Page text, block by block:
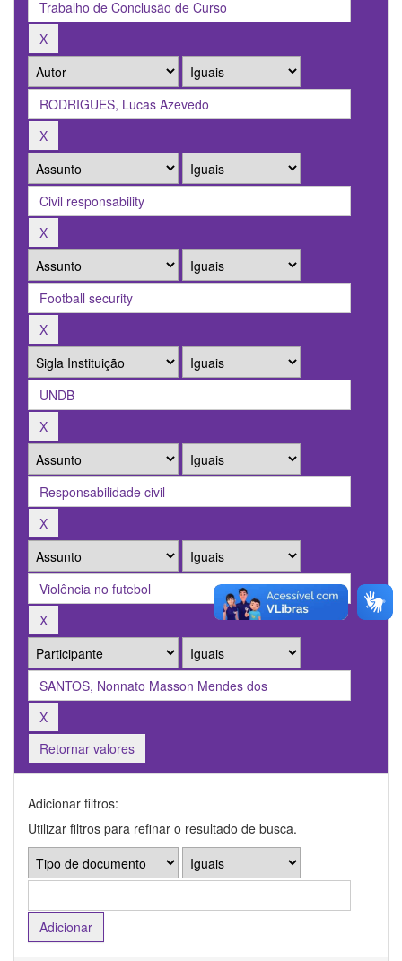
Retornar valores
Adicionar filtros:
Utilizar filtros para refinar o resultado de busca.